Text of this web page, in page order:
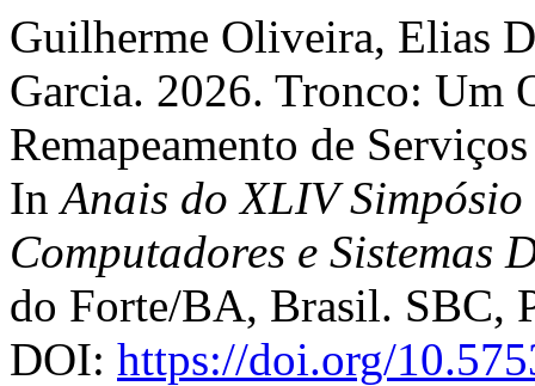
Guilherme Oliveira, Elias
Garcia. 2026. Tronco: Um
Remapeamento de
InAnais do XLIV
Computadores e Sistemas
do Forte/BA, Brasil. SBC,
DOI: https://doi.org/